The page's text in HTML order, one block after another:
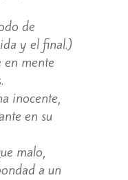
de
y el final.)
mente
inocente,
en su
malo,
a un